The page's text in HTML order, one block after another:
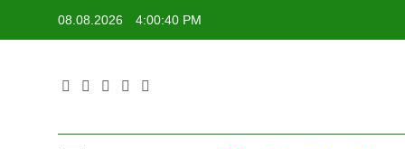
08.08.2026 4:00:41 PM